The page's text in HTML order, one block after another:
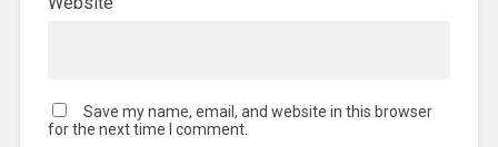
Save my name, email, and website in this browser
for the next time I comment.